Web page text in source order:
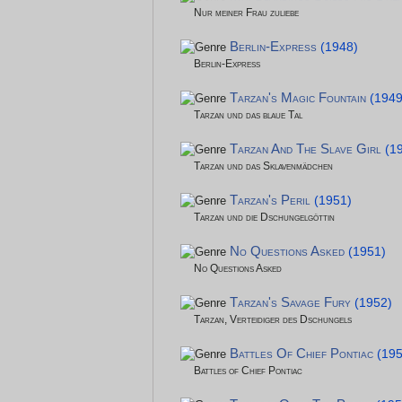
Nur meiner Frau zuliebe
Berlin-Express (1948)
Berlin-Express
Tarzan's Magic Fountain
Tarzan und das blaue Tal
Tarzan And The Slave Girl
Tarzan und das Sklavenmädchen
Tarzan's Peril (1951)
Tarzan und die Dschungelgöttin
No Questions Asked (1951)
No Questions Asked
Tarzan's Savage Fury (1952)
Tarzan, Verteidiger des Dschungels
Battles Of Chief Pontiac
Battles of Chief Pontiac